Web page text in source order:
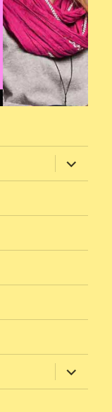
展
开
子
展
开
子